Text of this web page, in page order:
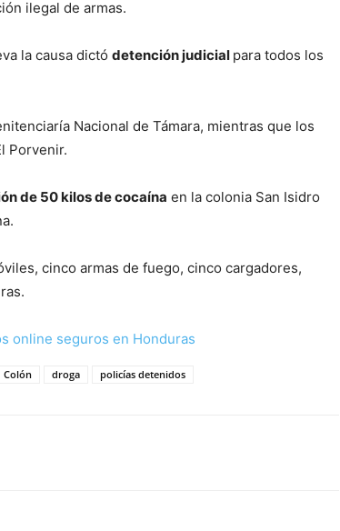
ilegal de armas.
la causa dictó detención judicial para todos los
Nacional de Támara, mientras que los
Porvenir.
de 50 kilos de cocaína en la colonia San Isidro
cinco armas de fuego, cinco cargadores,
online seguros en Honduras
Colón droga policías detenidos